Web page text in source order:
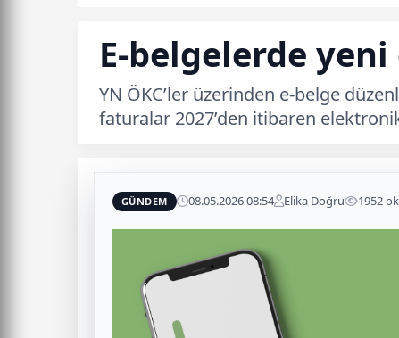
E-belgelerde
YN ÖKC’ler üzerinden e-belge
faturalar 2027’den itibaren
GÜNDEM 08.05.2026 08:54 Elika Doğru 1952